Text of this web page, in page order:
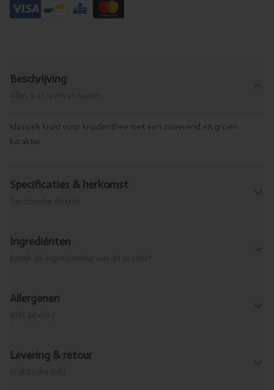
Beschrijving
Klassiek kruid voor kruidenthee met een zuiverend en groen
karakter.
Specificaties & herkomst
Ingrediënten
Allergenen
Levering & retour